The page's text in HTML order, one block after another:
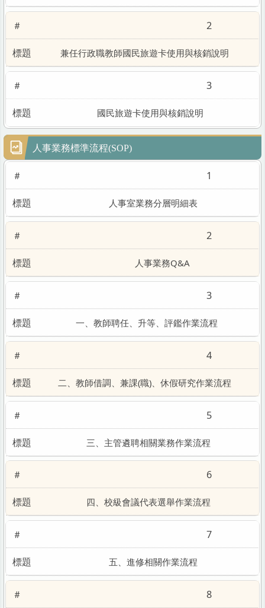
2
兼任行政職教師國民旅遊卡使用與核銷說明
3
國民旅遊卡使用與核銷說明
人事業務標準流程(SOP)
1
人事室業務分層明細表
2
人事業務Q&A
3
一、教師聘任、升等、評鑑作業流程
4
二、教師借調、兼課(職)、休假研究作業流程
5
三、主管遴聘相關業務作業流程
6
四、校級會議代表選舉作業流程
7
五、進修相關作業流程
8